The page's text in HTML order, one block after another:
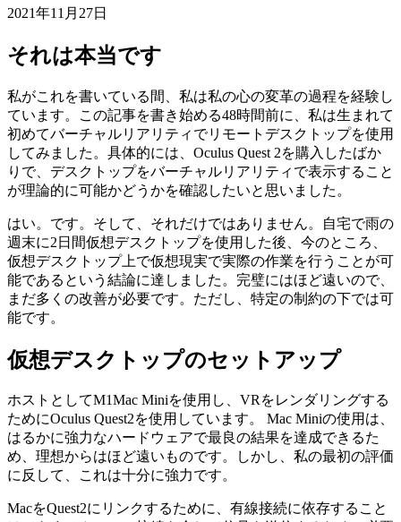
VRでのコーディング
MetaのQuest2（およびそれ以上）がバーチャルリアリティの
2021年11月27日
それは本当です
私がこれを書いている間、私は私の心の変革の過程を経験し
初めてバーチャルリアリティでリモートデスクトップを使用
してみました。具体的には、Oculus Quest 2を購入したばか
りで、デスクトップをバーチャルリアリティで表示すること
が理論的に可能かどうかを確認したいと思いました。
はい。です。そして、それだけではありません。自宅で雨の
仮想デスクトップ上で仮想現実で実際の作業を行うことが可
能であるという結論に達しました。完璧にはほど遠いので、
まだ多くの改善が必要です。ただし、特定の制約の下では可
能です。
仮想デスクトップのセットアップ
ためにOculus Quest2を使用しています。 Mac Miniの使用は、